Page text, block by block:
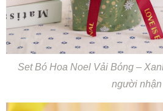
Set Bó Hoa Noel Vải Bóng –
người nhận